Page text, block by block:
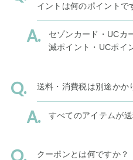
イントは何のポイントで
セゾンカード・UCカ
滅ポイント・UCポイ
送料・消費税は別途かか
すべてのアイテムが
クーポンとは何ですか？